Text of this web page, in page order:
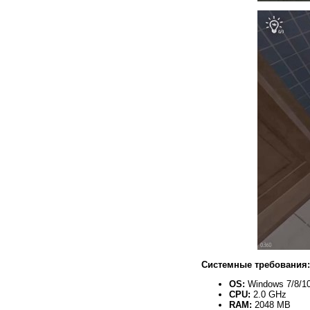
Системные требования:
OS: Windows 7/8/
CPU: 2.0 GHz
RAM: 2048 MB